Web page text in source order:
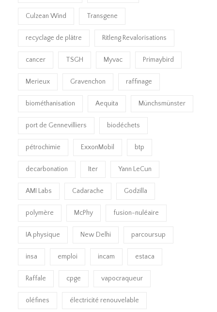
Culzean Wind Transgene
recyclage de plâtre Ritleng Revalorisations
cancer TSGH Myvac Primaybird
Merieux Gravenchon raffinage
biométhanisation Aequita Münchsmünster
port de Gennevilliers biodéchets
pétrochimie ExxonMobil btp
decarbonation Iter Yann LeCun
AMI Labs Cadarache Godzilla
polymère McPhy fusion-nuléaire
IA physique New Delhi parcoursup
insa emploi incam estaca
Raffale cpge vapocraqueur
oléfines électricité renouvelable